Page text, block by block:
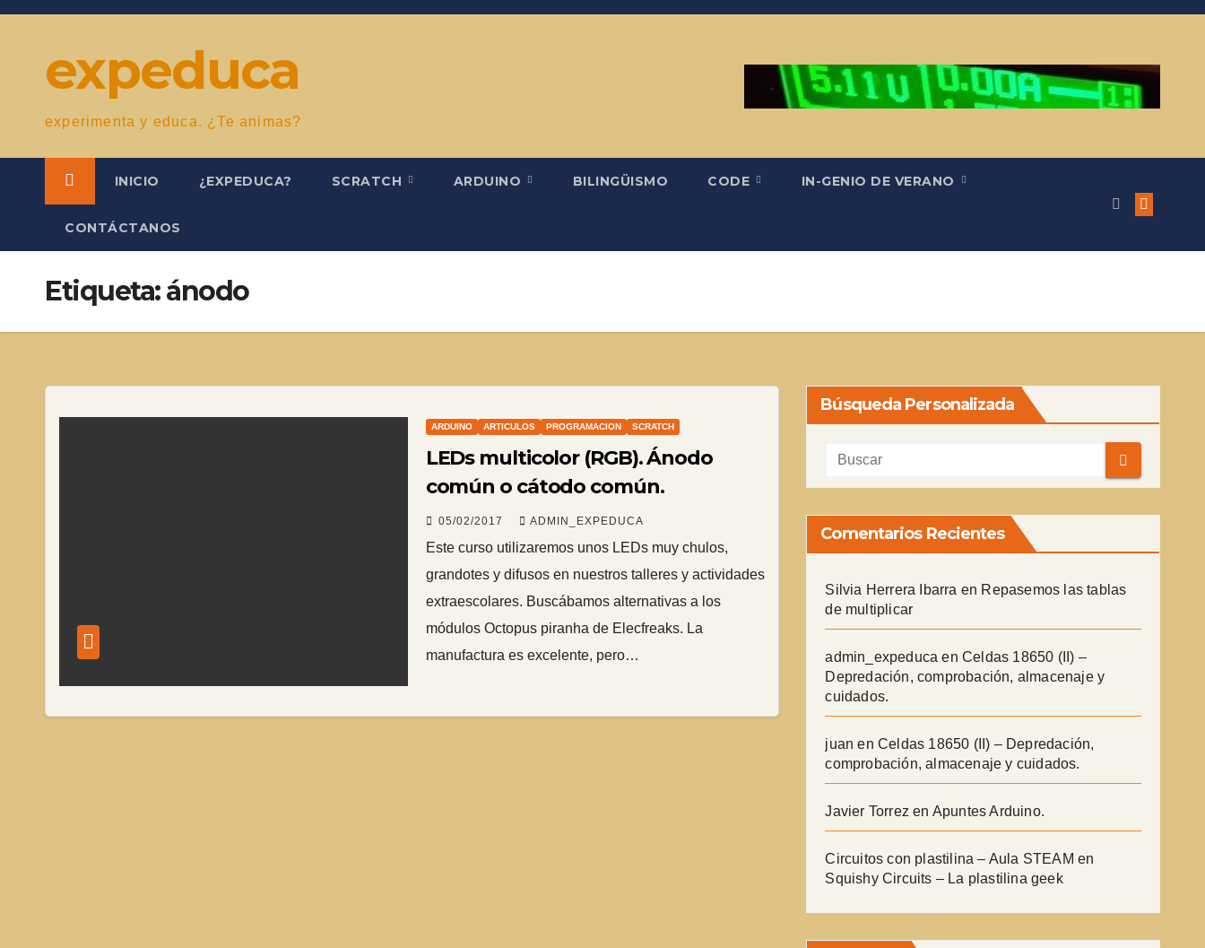
Saltar
contenidoexpeduca
experimenta y educa. ¿Te animas?
INICIO ¿EXPEDUCA? SCRATCH ARDUINO BILINGÜISMO CODE IN-GENIO DE VERANO
CONTÁCTANOS
Etiqueta:ánodo
ARDUINO ARTICULOS PROGRAMACION SCRATCH
LEDs multicolor (RGB). Ánodo
común o cátodo común.
05/02/2017 ADMIN_EXPEDUCA
Este curso utilizaremos unos LEDs muy chulos,
grandotes y difusos en nuestros talleres y actividades
extraescolares. Buscábamos alternativas a los
módulos Octopus piranha de Elecfreaks. La
manufactura es excelente, pero…
Búsqueda Personalizada
Comentarios Recientes
Silvia Herrera Ibarra en Repasemos las tablas
de multiplicar
admin_expeduca en Celdas 18650 (II) –
Depredación, comprobación, almacenaje y
cuidados.
juan en Celdas 18650 (II) – Depredación,
comprobación, almacenaje y cuidados.
Javier Torrez en Apuntes Arduino.
Circuitos con plastilina – Aula STEAM en
Squishy Circuits – La plastilina geek